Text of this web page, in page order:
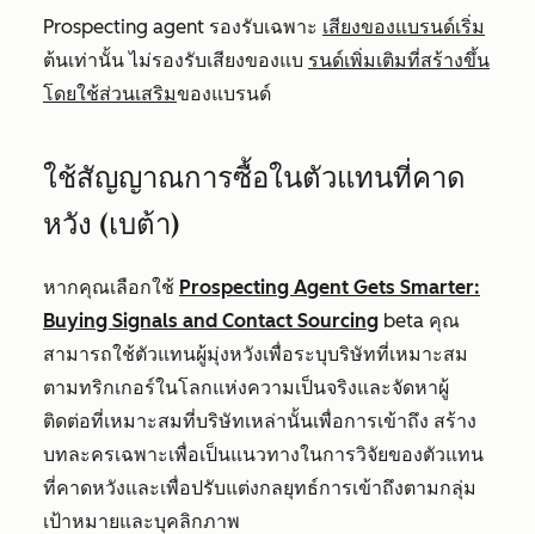
Prospecting agent รองรับเฉพาะ เสียงของแบรนด์เริ่ม
ต้นเท่านั้น ไม่รองรับเสียงของแบ รนด์เพิ่มเติมที่สร้างขึ้น
โดยใช้ส่วนเสริมของแบรนด์
ใช้สัญญาณการซื้อในตัวแทนที่คาด
หวัง (เบต้า)
หากคุณเลือกใช้ Prospecting Agent Gets Smarter:
Buying Signals and Contact Sourcing beta คุณ
สามารถใช้ตัวแทนผู้มุ่งหวังเพื่อระบุบริษัทที่เหมาะสม
ตามทริกเกอร์ในโลกแห่งความเป็นจริงและจัดหาผู้
ติดต่อที่เหมาะสมที่บริษัทเหล่านั้นเพื่อการเข้าถึง สร้าง
บทละครเฉพาะเพื่อเป็นแนวทางในการวิจัยของตัวแทน
ที่คาดหวังและเพื่อปรับแต่งกลยุทธ์การเข้าถึงตามกลุ่ม
เป้าหมายและบุคลิกภาพ